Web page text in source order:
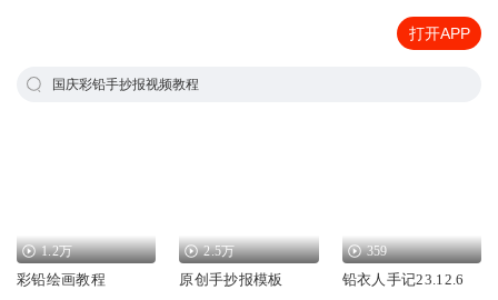
打开APP
国庆彩铅手抄报视频教程
1.2万
彩铅绘画教程
2.5万
原创手抄报模板
359
铅衣人手记23.12.6